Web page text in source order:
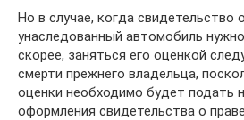
Но в случае, когда свидетельство
унаследованный автомобиль
скорее, заняться его оценкой
смерти прежнего владельца,
оценки необходимо будет подать
оформления свидетельства о